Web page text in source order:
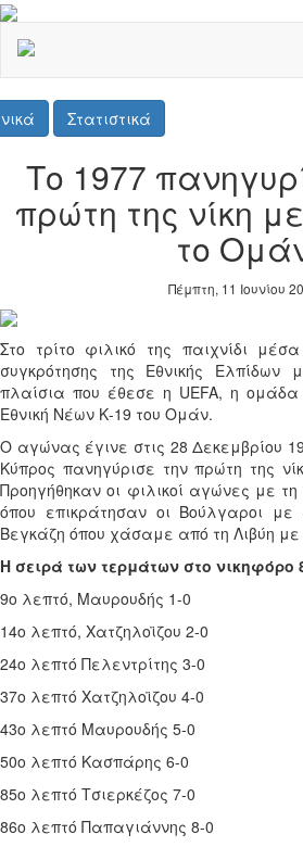
Στατιστικά
Το 1977
πρώτη της νίκη
το
Πέμπτη, 11 Ιουνίου
Στο τρίτο φιλικό της παιχνίδι
συγκρότησης της Εθνικής
πλαίσια που έθεσε η UEFA, η ομάδα
Εθνική Νέων Κ-19 του Ομάν.
Ο αγώνας έγινε στις 28 Δεκεμβρίου
Κύπρος πανηγύρισε την πρώτη της
Προηγήθηκαν οι φιλικοί αγώνες με
όπου επικράτησαν οι Βούλγαροι
Βεγκάζη όπου χάσαμε από τη Λιβύη με
Η σειρά των τερμάτων στο νικηφόρο
9ο λεπτό, Μαυρουδής 1-0
14ο λεπτό, Χατζηλοϊζου 2-0
24ο λεπτό Πελεντρίτης 3-0
37ο λεπτό Χατζηλοϊζου 4-0
43ο λεπτό Μαυρουδής 5-0
50ο λεπτό Κασπάρης 6-0
85ο λεπτό Τσιερκέζος 7-0
86ο λεπτό Παπαγιάννης 8-0